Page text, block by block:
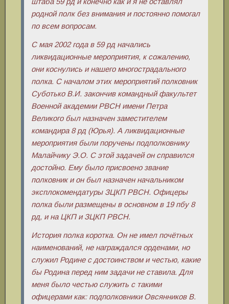
родной полк без внимания и постоянно помогал
по всем вопросам.
С мая 2002 года в 59 рд начались
ликвидационные мероприятия, к сожалению,
они коснулись и нашего многострадального
полка. С началом этих мероприятий полковник
Суботько В.И. закончив командный факультет
Военной академии РВСН имени Петра
Великого был назначен заместителем
командира 8 рд (Юрья). А ликвидационные
мероприятия были поручены подполковнику
Малайчику Э.О. С этой задачей он справился
достойно. Ему было присвоено звание
полковник и он был назначен начальником
эксплокомендатуры ЗЦКП РВСН. Офицеры
полка были размещены в основном в 19 пбу 8
рд, и на ЦКП и ЗЦКП РВСН.
История полка коротка. Он не имел почётных
наименований, не награждался орденами, но
служил Родине с достоинством и честью, какие
бы Родина перед ним задачи не ставила. Для
меня было честью служить с такими
офицерами как: подполковники Овсянников В.